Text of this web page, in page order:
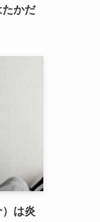
たかだ
は炎